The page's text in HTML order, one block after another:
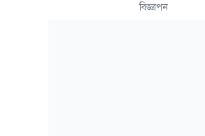
বিজ্ঞাপন